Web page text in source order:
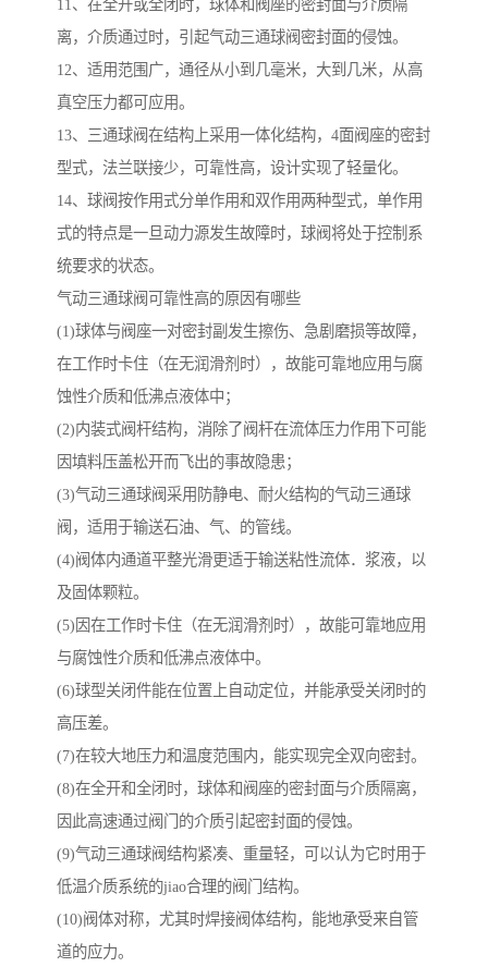
11、在全开或全闭时，球体和阀座的密封面与介质隔
离，介质通过时，引起气动三通球阀密封面的侵蚀。
12、适用范围广，通径从小到几毫米，大到几米，从高
真空压力都可应用。
13、三通球阀在结构上采用一体化结构，4面阀座的密封
型式，法兰联接少，可靠性高，设计实现了轻量化。
14、球阀按作用式分单作用和双作用两种型式，单作用
式的特点是一旦动力源发生故障时，球阀将处于控制系
统要求的状态。
气动三通球阀可靠性高的原因有哪些
(1)球体与阀座一对密封副发生擦伤、急剧磨损等故障，
在工作时卡住（在无润滑剂时），故能可靠地应用与腐
蚀性介质和低沸点液体中；
(2)内装式阀杆结构，消除了阀杆在流体压力作用下可能
因填料压盖松开而飞出的事故隐患；
(3)气动三通球阀采用防静电、耐火结构的气动三通球
阀，适用于输送石油、气、的管线。
(4)阀体内通道平整光滑更适于输送粘性流体．浆液，以
及固体颗粒。
(5)因在工作时卡住（在无润滑剂时），故能可靠地应用
与腐蚀性介质和低沸点液体中。
(6)球型关闭件能在位置上自动定位，并能承受关闭时的
高压差。
(7)在较大地压力和温度范围内，能实现完全双向密封。
(8)在全开和全闭时，球体和阀座的密封面与介质隔离，
因此高速通过阀门的介质引起密封面的侵蚀。
(9)气动三通球阀结构紧凑、重量轻，可以认为它时用于
低温介质系统的jiao合理的阀门结构。
(10)阀体对称，尤其时焊接阀体结构，能地承受来自管
道的应力。